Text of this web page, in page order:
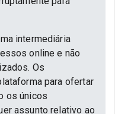
intermediária
online e não
Os
para ofertar
os únicos
assunto relativo ao